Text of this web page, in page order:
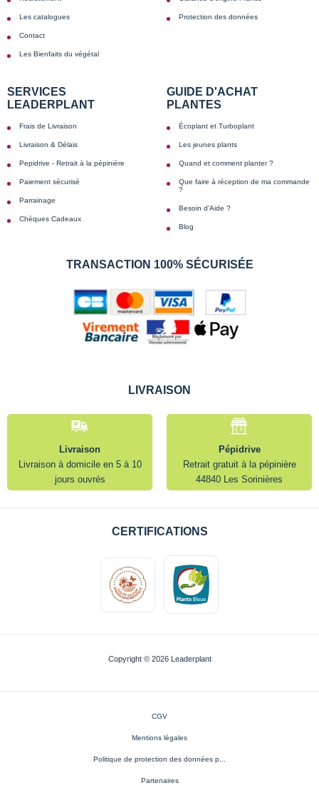
Les catalogues
Contact
Les Bienfaits du végétal
Protection des données
SERVICES
LEADERPLANT
Frais de Livraison
Livraison & Délais
Pepidrive - Retrait à la pépinière
Paiement sécurisé
Parrainage
Chèques Cadeaux
GUIDE D'ACHAT
PLANTES
Écoplant et Turboplant
Les jeunes plants
Quand et comment planter ?
Que faire à réception de ma commande
?
Besoin d'Aide ?
Blog
TRANSACTION 100% SÉCURISÉE
LIVRAISON
Livraison
Livraison à domicile en 5 à 10
jours ouvrés
Pépidrive
Retrait gratuit à la pépinière
44840 Les Sorinières
CERTIFICATIONS
Copyright © 2026 Leaderplant
CGV
Mentions légales
Politique de protection des données p...
Partenaires